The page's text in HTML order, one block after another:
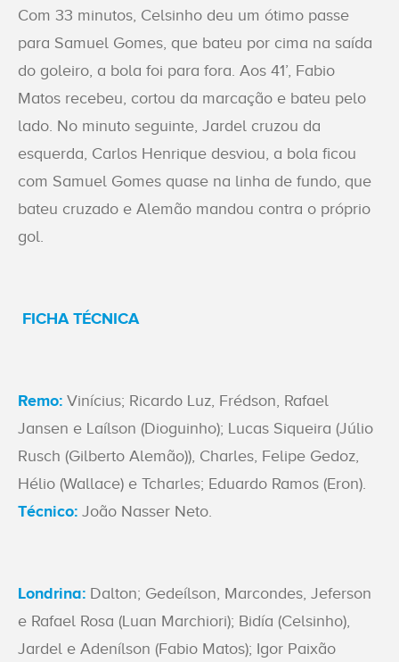
Com 33 minutos, Celsinho deu um ótimo passe
para Samuel Gomes, que bateu por cima na saída
do goleiro, a bola foi para fora. Aos 41’, Fabio
Matos recebeu, cortou da marcação e bateu pelo
lado. No minuto seguinte, Jardel cruzou da
esquerda, Carlos Henrique desviou, a bola ficou
com Samuel Gomes quase na linha de fundo, que
bateu cruzado e Alemão mandou contra o próprio
gol.
FICHA TÉCNICA
Remo: Vinícius; Ricardo Luz, Frédson, Rafael
Jansen e Laílson (Dioguinho); Lucas Siqueira (Júlio
Rusch (Gilberto Alemão)), Charles, Felipe Gedoz,
Hélio (Wallace) e Tcharles; Eduardo Ramos (Eron).
Técnico: João Nasser Neto.
Londrina: Dalton; Gedeílson, Marcondes, Jeferson
e Rafael Rosa (Luan Marchiori); Bidía (Celsinho),
Jardel e Adenílson (Fabio Matos); Igor Paixão